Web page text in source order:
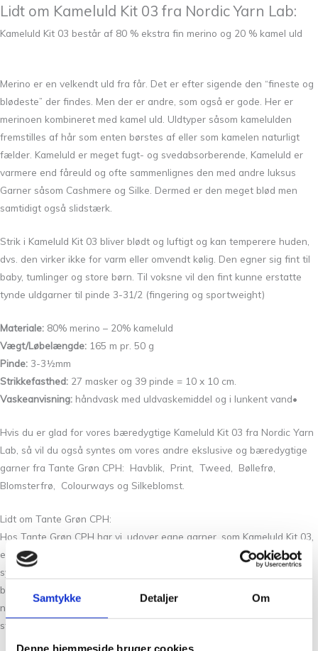
Samtykke Detaljer Om
Denne hjemmeside bruger cookies
Lidt om Kameluld Kit 03 fra Nordic Yarn Lab:
Kameluld Kit 03 består af 80 % ekstra fin merino og 20 % kamel uld
Merino er en velkendt uld fra får. Det er efter sigende den “fineste og
blødeste” der findes. Men der er andre, som også er gode. Her er
merinoen kombineret med kamel uld. Uldtyper såsom kamelulden
fremstilles af hår som enten børstes af eller som kamelen naturligt
fælder. Kameluld er meget fugt- og svedabsorberende, Kameluld er
varmere end fåreuld og ofte sammenlignes den med andre luksus
Garner såsom Cashmere og Silke. Dermed er den meget blød men
samtidigt også slidstærk.
Strik i Kameluld Kit 03 bliver blødt og luftigt og kan temperere huden,
dvs. den virker ikke for varm eller omvendt kølig. Den egner sig fint til
baby, tumlinger og store børn. Til voksne vil den fint kunne erstatte
tynde uldgarner til pinde 3-31/2 (fingering og sportweight)
Materiale: 80% merino – 20% kameluld
Vægt/Løbelængde: 165 m pr. 50 g
Pinde: 3-3½mm
Strikkefasthed: 27 masker og 39 pinde = 10 x 10 cm.
Vaskeanvisning: håndvask med uldvaskemiddel og i lunkent vand•
Hvis du er glad for vores bæredygtige Kameluld Kit 03 fra Nordic Yarn
Lab, så vil du også syntes om vores andre ekslusive og bæredygtige
garner fra Tante Grøn CPH: Havblik, Print, Tweed, Bøllefrø,
Blomsterfrø, Colourways og Silkeblomst.
Lidt om Tante Grøn CPH:
Hos Tante Grøn CPH har vi, udover egne garner, som Kameluld Kit 03,
et stort udvalg af garner i mange skønne farver. Så hvis du vil have
syn for sagen og mærke garnet mellem fingrene, så kom forbi vores
butik på Christian Winthers Vej. Vi stræber altid efter en personlig og
nøje vejledning så du er på sikker vej med dine fremtidige
strikkeeventyr.